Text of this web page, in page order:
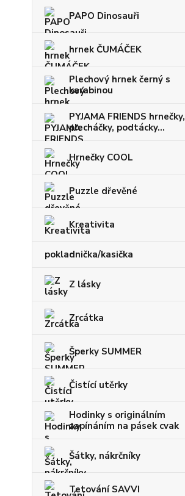
PAPO Dinosauři
hrnek ČUMÁČEK
Plechový hrnek černý s
karabinou
PYJAMA FRIENDS hrnečky,
plecháčky, podtácky...
Hrnečky COOL
Puzzle dřevěné
Kreativita
pokladnička/kasička
Z lásky
Zrcátka
Šperky SUMMER
Čistící utěrky
Hodinky s originálním
zapínáním na pásek cvak
Šátky, nákrčníky
Tetování SAVVI